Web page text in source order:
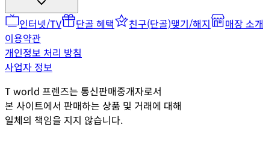
인터넷/TV 단골 혜택 친구(단골)맺기/해지
매장 소개
이용약관
개인정보 처리 방침
사업자 정보
T world 프렌즈는 통신판매중개자로서
본 사이트에서 판매하는 상품 및 거래에 대해
일체의 책임을 지지 않습니다.